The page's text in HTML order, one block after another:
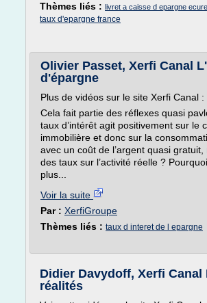
Thèmes liés : livret a caisse d epargne
taux d'epargne france
Olivier Passet, Xerfi Canal
d'épargne
Plus de vidéos sur le site Xerfi Canal
Cela fait partie des réflexes quasi
taux d’intérêt agit positivement sur le
immobilière et donc sur la
avec un coût de l’argent quasi
des taux sur l’activité réelle ?
plus...
Voir la suite
Par : XerfiGroupe
Thèmes liés : taux d interet de l epargne
Didier Davydoff, Xerfi
réalités